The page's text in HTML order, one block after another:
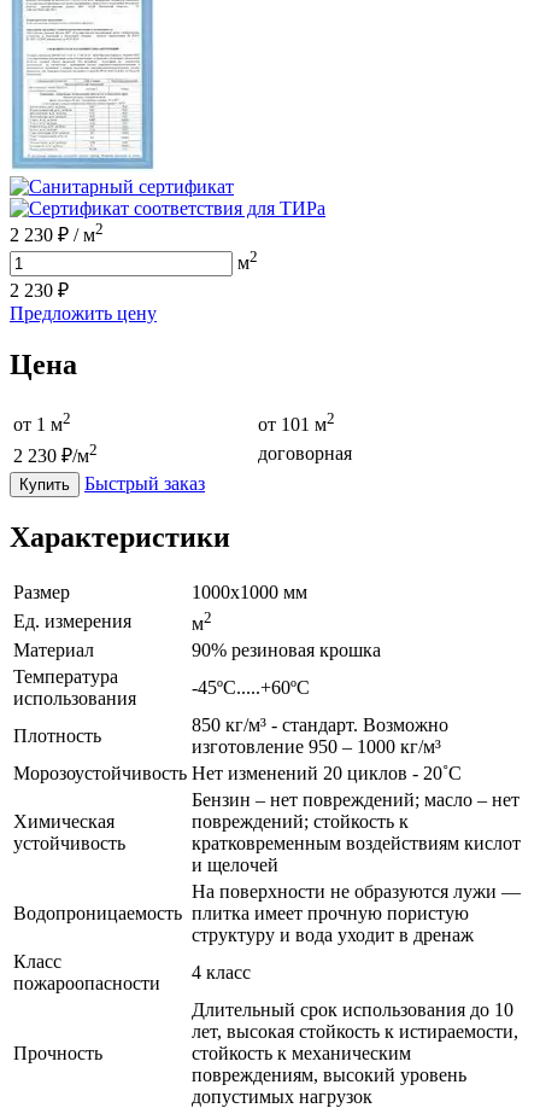
2 230 ₽ /м2
м2
2 230 ₽
Предложить цену
Цена
от 1 м2 от 101 м2
2 230 ₽/м2 договорная
Купить Быстрый заказ
Характеристики
Размер
1000x1000 мм
Ед. измерения
м2
Материал
90% резиновая крошка
Температура
использования
-45ºС.....+60ºС
Плотность
850 кг/м³ - стандарт. Возможно
изготовление 950 – 1000 кг/м³
Морозоустойчивость Нет изменений 20 циклов - 20˚С
Химическая
устойчивость
Бензин – нет повреждений; масло – нет
повреждений; стойкость к
кратковременным воздействиям кислот
и щелочей
Водопроницаемость
На поверхности не образуются лужи —
плитка имеет прочную пористую
структуру и вода уходит в дренаж
Класс
пожароопасности
4 класс
Прочность
Длительный срок использования до 10
лет, высокая стойкость к истираемости,
стойкость к механическим
повреждениям, высокий уровень
допустимых нагрузок